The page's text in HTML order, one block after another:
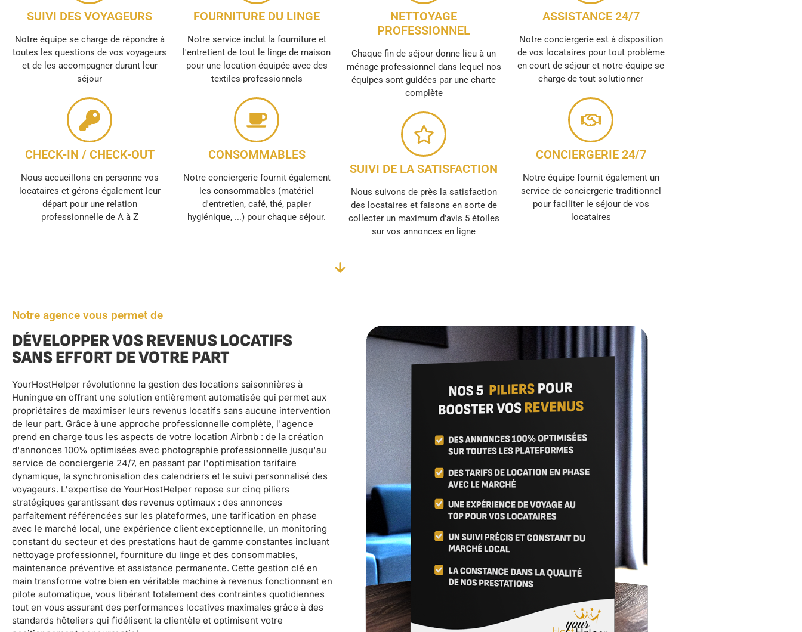
SUIVI DES VOYAGEURS
Notre équipe se charge de répondre à
toutes les questions de vos voyageurs
et de les accompagner durant leur
séjour
CHECK-IN / CHECK-OUT
Nous accueillons en personne vos
locataires et gérons également leur
départ pour une relation
professionnelle de A à Z
FOURNITURE DU LINGE
Notre service inclut la fourniture et
l'entretient de tout le linge de maison
pour une location équipée avec des
textiles professionnels
CONSOMMABLES
Notre conciergerie fournit également
les consommables (matériel
d'entretien, café, thé, papier
hygiénique, ...) pour chaque séjour.
NETTOYAGE
PROFESSIONNEL
Chaque fin de séjour donne lieu à un
ménage professionnel dans lequel nos
équipes sont guidées par une charte
complète
SUIVI DE LA SATISFACTION
Nous suivons de près la satisfaction
des locataires et faisons en sorte de
collecter un maximum d'avis 5 étoiles
sur vos annonces en ligne
ASSISTANCE 24/7
Notre conciergerie est à disposition
de vos locataires pour tout problème
en court de séjour et notre équipe se
charge de tout solutionner
CONCIERGERIE 24/7
Notre équipe fournit également un
service de conciergerie traditionnel
pour faciliter le séjour de vos
locataires
Notre agence vous permet de
DÉVELOPPER VOS REVENUS LOCATIFS
SANS EFFORT DE VOTRE PART
YourHostHelper révolutionne la gestion des locations saisonnières à
Huningue en offrant une solution entièrement automatisée qui permet aux
propriétaires de maximiser leurs revenus locatifs sans aucune intervention
de leur part. Grâce à une approche professionnelle complète, l'agence
prend en charge tous les aspects de votre location Airbnb : de la création
d'annonces 100% optimisées avec photographie professionnelle jusqu'au
service de conciergerie 24/7, en passant par l'optimisation tarifaire
dynamique, la synchronisation des calendriers et le suivi personnalisé des
voyageurs. L'expertise de YourHostHelper repose sur cinq piliers
stratégiques garantissant des revenus optimaux : des annonces
parfaitement référencées sur les plateformes, une tarification en phase
avec le marché local, une expérience client exceptionnelle, un monitoring
constant du secteur et des prestations haut de gamme constantes incluant
nettoyage professionnel, fourniture du linge et des consommables,
maintenance préventive et assistance permanente. Cette gestion clé en
main transforme votre bien en véritable machine à revenus fonctionnant en
pilote automatique, vous libérant totalement des contraintes quotidiennes
tout en vous assurant des performances locatives maximales grâce à des
standards hôteliers qui fidélisent la clientèle et optimisent votre